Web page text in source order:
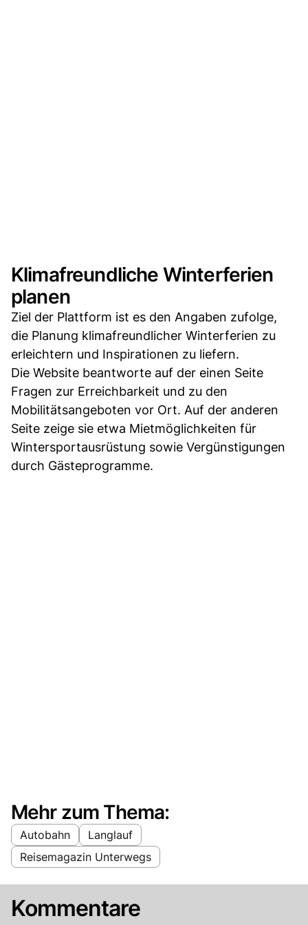
Klimafreundliche Winterferien
planen
Ziel der Plattform ist es den Angaben zufolge,
die Planung klimafreundlicher Winterferien zu
erleichtern und Inspirationen zu liefern.
Die Website beantworte auf der einen Seite
Fragen zur Erreichbarkeit und zu den
Mobilitätsangeboten vor Ort. Auf der anderen
Seite zeige sie etwa Mietmöglichkeiten für
Wintersportausrüstung sowie Vergünstigungen
durch Gästeprogramme.
Mehr zum Thema:
Autobahn
Langlauf
Reisemagazin Unterwegs
Kommentare